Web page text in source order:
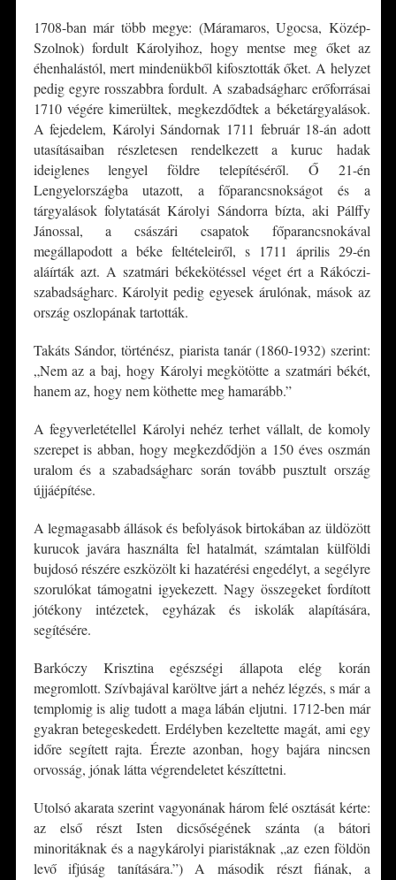
1708-ban már több megye: (Máramaros, Ugocsa, Közép-
Szolnok) fordult Károlyihoz, hogy mentse meg őket az
éhenhalástól, mert mindenükből kifosztották őket. A helyzet
pedig egyre rosszabbra fordult. A szabadságharc erőforrásai
1710 végére kimerültek, megkezdődtek a béketárgyalások.
A fejedelem, Károlyi Sándornak 1711 február 18-án adott
utasításaiban részletesen rendelkezett a kuruc hadak
ideiglenes lengyel földre telepítéséről. Ő 21-én
Lengyelországba utazott, a főparancsnokságot és a
tárgyalások folytatását Károlyi Sándorra bízta, aki Pálffy
Jánossal, a császári csapatok főparancsnokával
megállapodott a béke feltételeiről, s 1711 április 29-én
aláírták azt. A szatmári békekötéssel véget ért a Rákóczi-
szabadságharc. Károlyit pedig egyesek árulónak, mások az
ország oszlopának tartották.
Takáts Sándor, történész, piarista tanár (1860-1932) szerint:
„Nem az a baj, hogy Károlyi megkötötte a szatmári békét,
hanem az, hogy nem köthette meg hamarább.”
A fegyverletétellel Károlyi nehéz terhet vállalt, de komoly
szerepet is abban, hogy megkezdődjön a 150 éves oszmán
uralom és a szabadságharc során tovább pusztult ország
újjáépítése.
A legmagasabb állások és befolyások birtokában az üldözött
kurucok javára használta fel hatalmát, számtalan külföldi
bujdosó részére eszközölt ki hazatérési engedélyt, a segélyre
szorulókat támogatni igyekezett. Nagy összegeket fordított
jótékony intézetek, egyházak és iskolák alapítására,
segítésére.
Barkóczy Krisztina egészségi állapota elég korán
megromlott. Szívbajával karöltve járt a nehéz légzés, s már a
templomig is alig tudott a maga lábán eljutni. 1712-ben már
gyakran betegeskedett. Erdélyben kezeltette magát, ami egy
időre segített rajta. Érezte azonban, hogy bajára nincsen
orvosság, jónak látta végrendeletet készíttetni.
Utolsó akarata szerint vagyonának három felé osztását kérte:
az első részt Isten dicsőségének szánta (a bátori
minoritáknak és a nagykárolyi piaristáknak „az ezen földön
levő ifjúság tanítására.”) A második részt fiának, a